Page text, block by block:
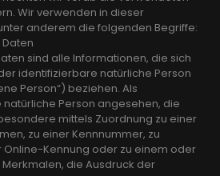
Wir verwenden in dieser
anderem die folgenden Begriffe:
sind alle Informationen, die sich
identifizierbare natürliche Person
Person“) beziehen. Als
Person angesehen, die
mittels Zuordnung zu einer
zu einer Kennnummer, zu
Online-Kennung oder zu einem oder
die Ausdruck der